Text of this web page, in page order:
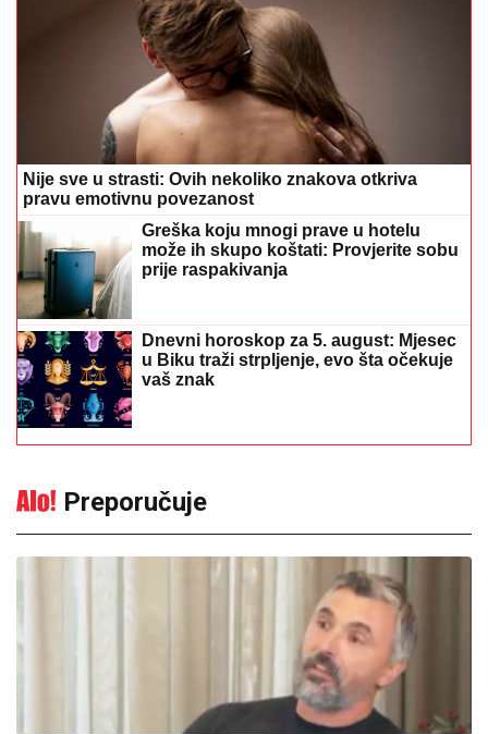
Nije sve u strasti: Ovih nekoliko znakova otkriva
pravu emotivnu povezanost
Greška koju mnogi prave u hotelu
može ih skupo koštati: Provjerite sobu
prije raspakivanja
Dnevni horoskop za 5. august: Mjesec
u Biku traži strpljenje, evo šta očekuje
vaš znak
Preporučuje